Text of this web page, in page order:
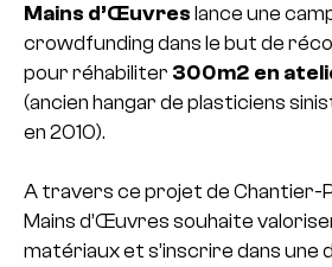
Mains d’Œuvres lance une
crowdfunding dans le but de
pour réhabiliter 300m2 en
(ancien hangar de plasticiens
en 2010).
A travers ce projet de Chantier-
Mains d’Œuvres souhaite
matériaux et s’inscrire dans une